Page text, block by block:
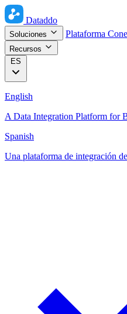
Dataddo
Soluciones Plataforma
Recursos
ES
English
A Data Integration Platform for
Spanish
Una plataforma de integración